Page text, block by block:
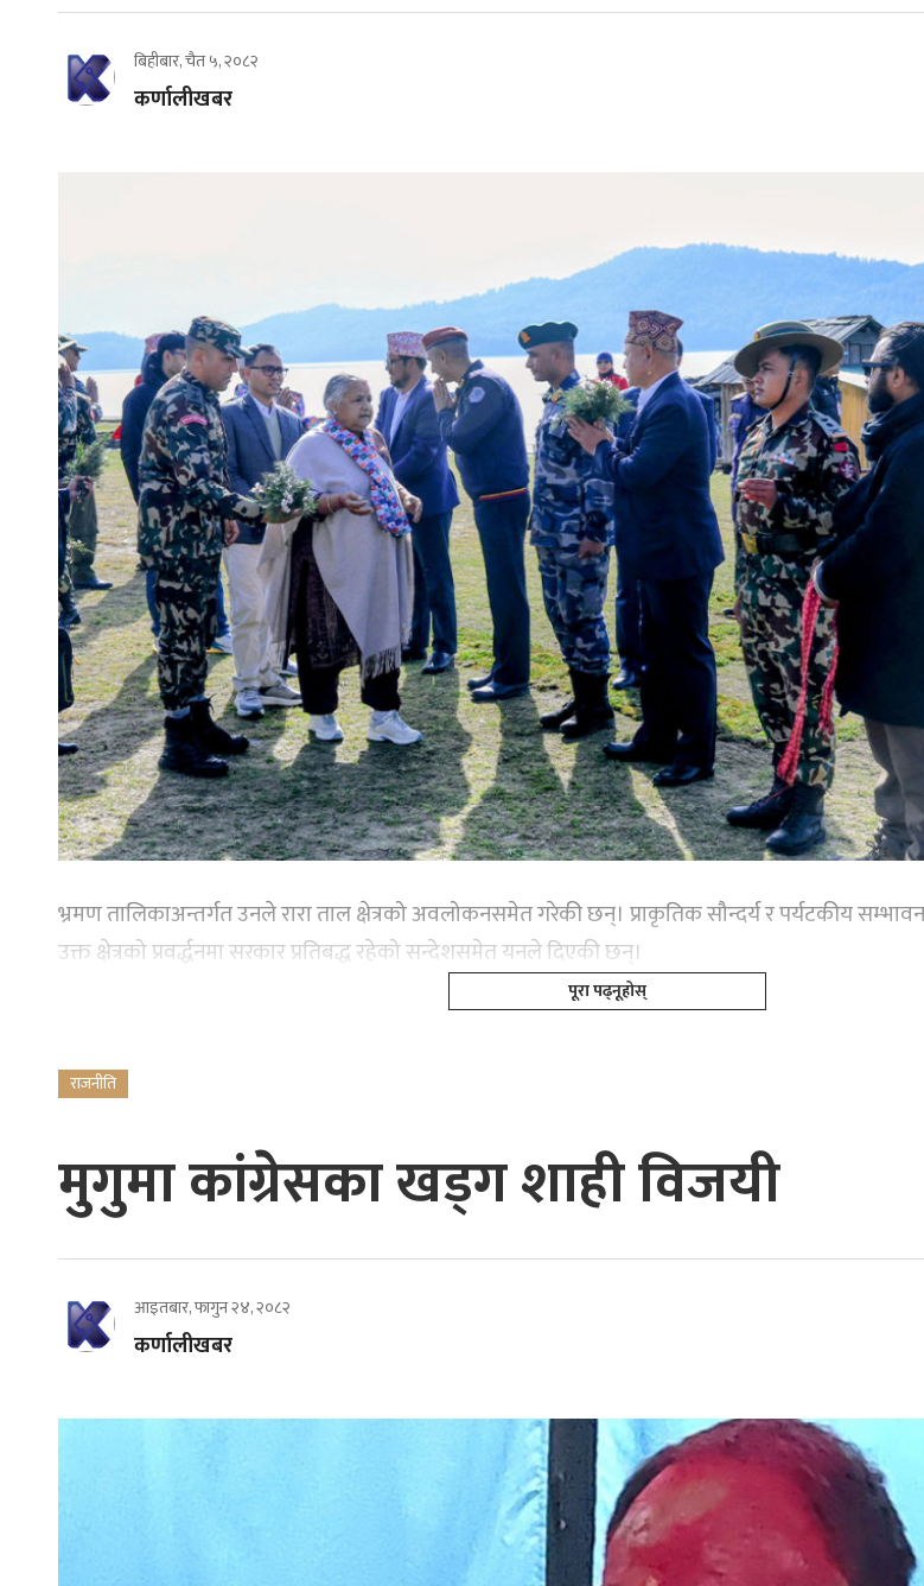
बिहीबार, चैत ५, २०८२
कर्णालीखबर
भ्रमण तालिकाअन्तर्गत उनले रारा ताल क्षेत्रको अवलोकनसमेत गरेकी छन्। प्राकृतिक सौन्दर्य र पर्यटकीय
उक्त क्षेत्रको प्रवर्द्धनमा सरकार प्रतिबद्ध रहेको सन्देशसमेत यनले दिएकी छन्।
पूरा पढ्नूहोस्
राजनीति
मुगुमा कांग्रेसका खड्ग शाही विजयी
आइतबार, फागुन २४, २०८२
कर्णालीखबर